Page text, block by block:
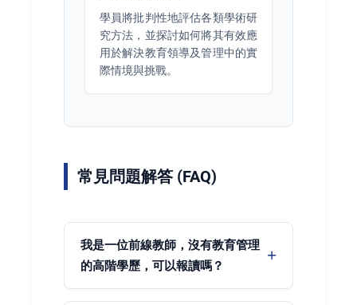
學員將批判性地評估各類學術研
究方法，並探討如何將其有效應
用於解決教育領導及管理中的實
際情境與挑戰。
常見問題解答 (FAQ)
我是一位前線教師，沒有教育管理
的高階學歷，可以報讀嗎？